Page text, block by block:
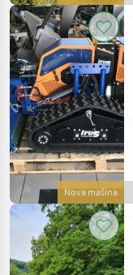
Nova mašina